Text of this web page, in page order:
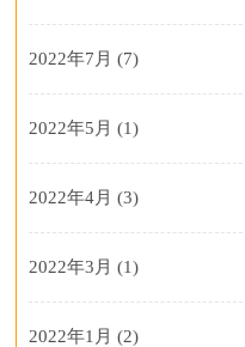
2022年7月 (7)
2022年5月 (1)
2022年4月 (3)
2022年3月 (1)
2022年1月 (2)